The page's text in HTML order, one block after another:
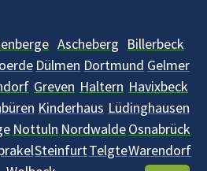
Ascheberg Billerbeck
Dülmen Dortmund Gelmer
Greven Haltern Havixbeck
Kinderhaus Lüdinghausen
Nottuln NordwaldeOsnabrück
SteinfurtTelgteWarendorf